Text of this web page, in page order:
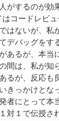
がするのが効
コードレビ
はないが、私
デバッグをす
あるが、本当
間は、私が知
るが、反応も
きっかけとな
者にとって本
対１で伝授さ